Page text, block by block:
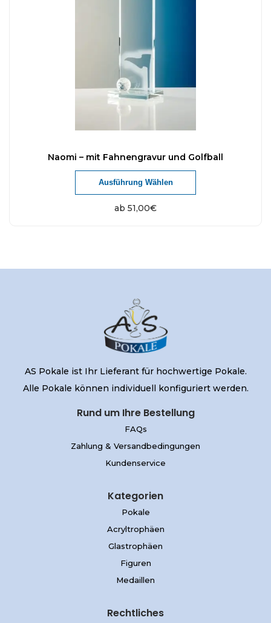
Naomi – mit Fahnengravur und Golfball
ab 51,00€
Ausführung Wählen
AS Pokale ist Ihr Lieferant für hochwertige Pokale.
Alle Pokale können individuell konfiguriert werden.
Rund um Ihre Bestellung
FAQs
Zahlung & Versandbedingungen
Kundenservice
Kategorien
Pokale
Acryltrophäen
Glastrophäen
Figuren
Medaillen
Rechtliches